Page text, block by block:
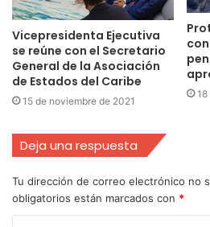
Vicepresidenta Ejecutiva
se reúne con el Secretario
General de la Asociación
de Estados del Caribe
15 de noviembre de 2021
Deja una respuesta
Tu dirección de correo electrónico no
obligatorios están marcados con *